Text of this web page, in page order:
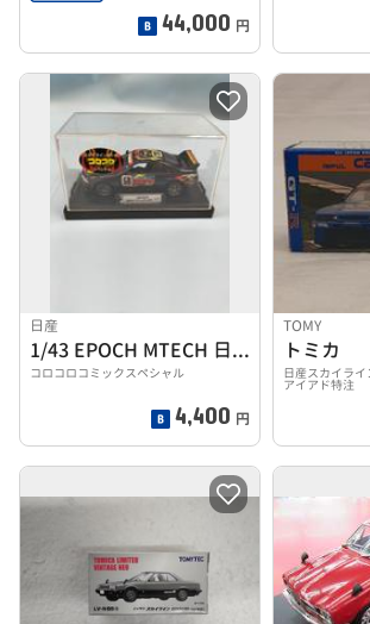
44,000 円
日産
1/43 EPOCH MTECH 日産 R33 スカイライン
コロコロコミックスペシャル
4,400 円
TOMY
トミカ
日産スカイライ
アイアド特注